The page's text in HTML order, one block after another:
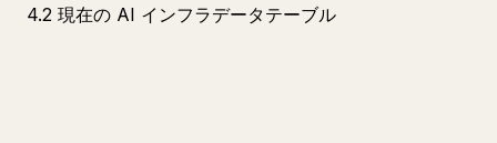
4.2 現在の AI インフラデータテーブル